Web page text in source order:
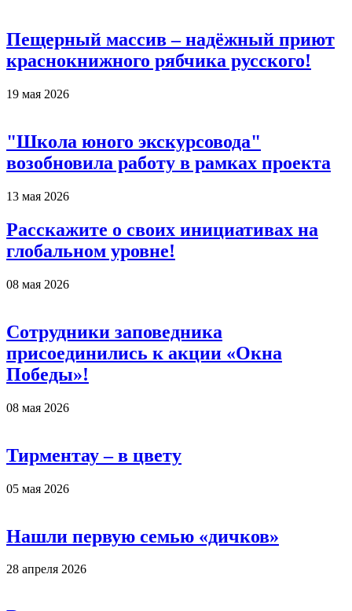
Пещерный массив – надёжный приют
краснокнижного рябчика русского!
19 мая 2026
"Школа юного экскурсовода"
возобновила работу в рамках проекта
13 мая 2026
Расскажите о своих инициативах на
глобальном уровне!
08 мая 2026
Сотрудники заповедника
присоединились к акции «Окна
Победы»!
08 мая 2026
Тирментау – в цвету
05 мая 2026
Нашли первую семью «дичков»
28 апреля 2026